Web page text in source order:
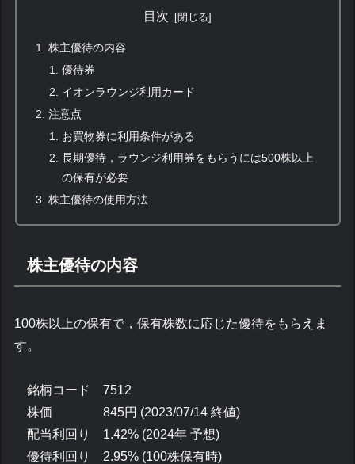
目次
株主優待の内容
優待券
イオンラウンジ利用カード
注意点
お買物券に利用条件がある
長期優待，ラウンジ利用券をもらうには500株以上
の保有が必要
株主優待の使用方法
株主優待の内容
100株以上の保有で，保有株数に応じた優待をもらえま
す。
銘柄コード 7512
株価 845円 (2023/07/14 終値)
配当利回り 1.42% (2024年 予想)
優待利回り 2.95% (100株保有時)